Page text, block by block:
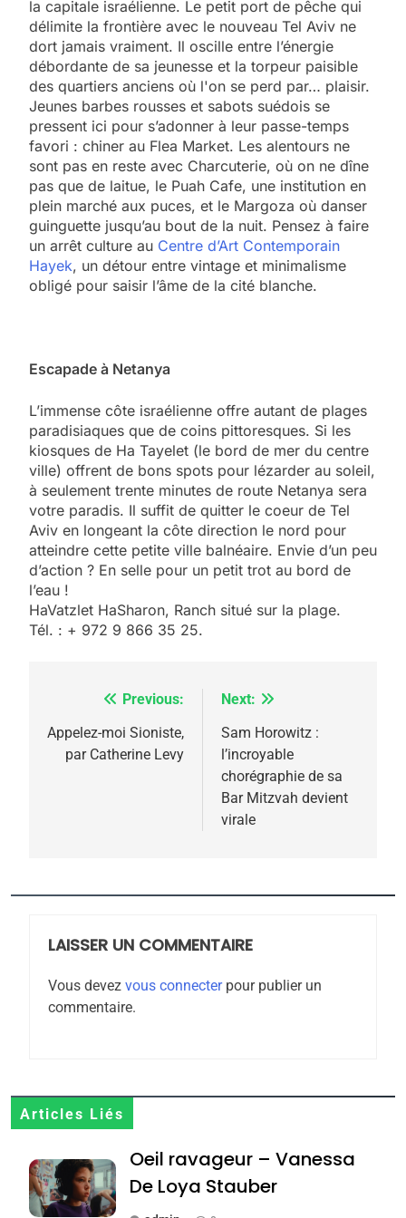
la capitale israélienne. Le petit port de pêche qui
délimite la frontière avec le nouveau Tel Aviv ne
dort jamais vraiment. Il oscille entre l’énergie
débordante de sa jeunesse et la torpeur paisible
des quartiers anciens où l'on se perd par… plaisir.
Jeunes barbes rousses et sabots suédois se
pressent ici pour s’adonner à leur passe-temps
favori : chiner au Flea Market. Les alentours ne
sont pas en reste avec Charcuterie, où on ne dîne
pas que de laitue, le Puah Cafe, une institution en
plein marché aux puces, et le Margoza où danser
guinguette jusqu’au bout de la nuit. Pensez à faire
un arrêt culture au Centre d’Art Contemporain
Hayek, un détour entre vintage et minimalisme
obligé pour saisir l’âme de la cité blanche.
Escapade à Netanya
L’immense côte israélienne offre autant de plages
paradisiaques que de coins pittoresques. Si les
kiosques de Ha Tayelet (le bord de mer du centre
ville) offrent de bons spots pour lézarder au soleil,
à seulement trente minutes de route Netanya sera
votre paradis. Il suffit de quitter le coeur de Tel
Aviv en longeant la côte direction le nord pour
atteindre cette petite ville balnéaire. Envie d’un peu
d’action ? En selle pour un petit trot au bord de
l’eau !
HaVatzlet HaSharon, Ranch situé sur la plage.
Tél. : + 972 9 866 35 25.
Navigation
de
l’article
Previous:
Appelez-moi Sioniste,
par Catherine Levy
Next:
Sam Horowitz :
l’incroyable
chorégraphie de sa
Bar Mitzvah devient
virale
LAISSER UN COMMENTAIRE
Vous devez vous connecterpour publier un
commentaire.
Articles Liés
Oeil ravageur – Vanessa
De Loya Stauber
2025, l’année la plus
rapport d’ADL contre
FRANCE ISRAÉL
6
Zrihen-Dvir
7
Jacques Hadida
JUDAISME